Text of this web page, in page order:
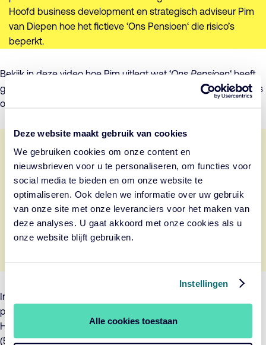
Deze website maakt gebruik van cookies
We gebruiken cookies om onze content en
nieuwsbrieven voor u te personaliseren, om functies voor
social media te bieden en om onze website te
optimaliseren. Ook delen we informatie over uw gebruik
van onze site met onze leveranciers voor het maken van
deze analyses. U gaat akkoord met onze cookies als u
onze website blijft gebruiken.
Instellingen
Alle cookies toestaan
Hoofd business development en strategisch adviseur Pim
van Diepen hoe het fictieve ‘Ons Pensioen‘ die risico’s
beperkt.
Bekijk in deze video hoe Pim uitlegt wat ‘Ons Pensioen‘ heeft
gedaan om de
koopkracht van deelnemers te behouden, als
ons land de komende tien jaar te maken krijgt met 3% inflatie.
Deze inhoud van Cincopa is beschikbaar na het
accepteren van de marketing cookies.
Cookie-instellingen wijzigen
In deze serie delen onze experts hun kennis en visie over de
pensioentransitie aan de hand van een fictief pensioenfonds.
Het fonds ‘
Ons Pensioen‘ met de deelnemers Julia (30), Maya
(50) en Olivier (68) maakt de disruptieve operatie van de